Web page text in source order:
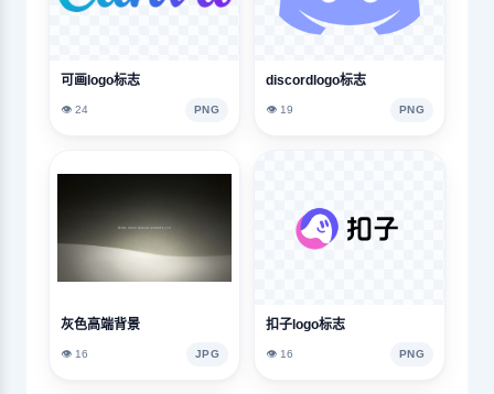
可画logo标志
👁️ 24 PNG
discordlogo标志
👁️ 19 PNG
灰色高端背景
👁️ 16 JPG
扣子logo标志
👁️ 16 PNG